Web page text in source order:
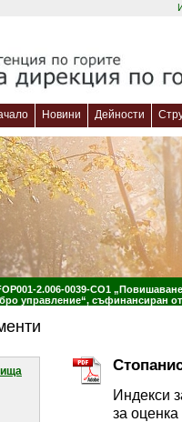
Новини Дейности
2.006-0039-CO1
управление“, съфинансиран
Индекси
за оценка